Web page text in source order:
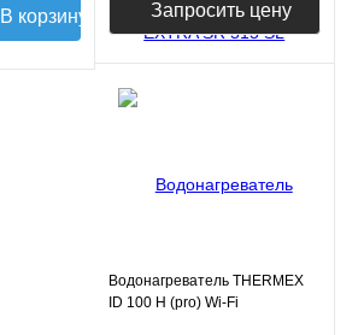
В корзину Запросить цену
Водонагреватель THERMEX
ID 100 H (pro) Wi-Fi